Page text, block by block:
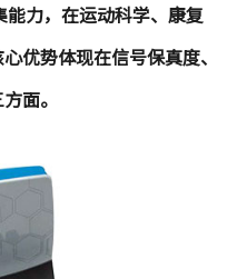
能力，在运动科学、康复
优势体现在信号保真度、
面。